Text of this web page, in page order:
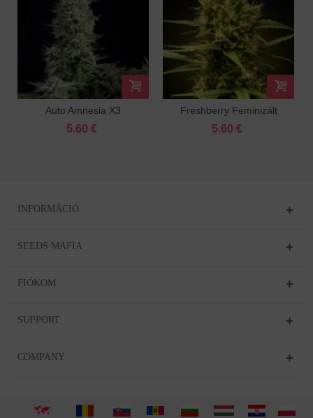
Auto Amnesia X3
Feminizált
5.60 €
Freshberry Feminizált
5.60 €
INFORMÁCIÓ
SEEDS MAFIA
FIÓKOM
SUPPORT
COMPANY